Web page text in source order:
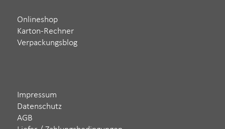
Onlineshop
Karton-Rechner
Verpackungsblog
Impressum
Datenschutz
AGB